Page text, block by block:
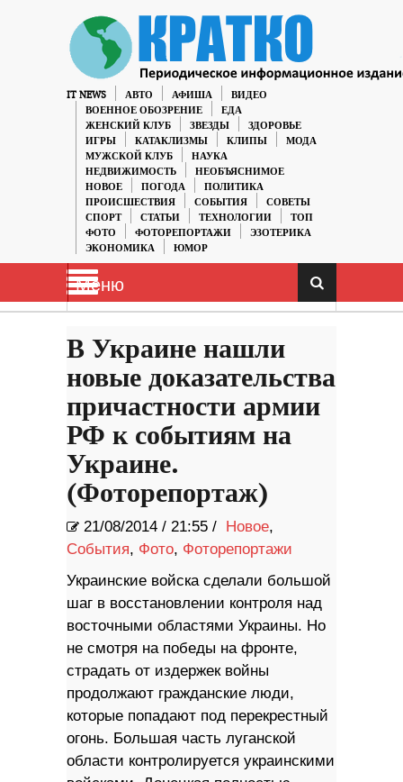
IT NEWS АВТО АФИША
ВИДЕО
ВОЕННОЕ ОБОЗРЕНИЕ
ЕДА
ЖЕНСКИЙ КЛУБ
ЗВЕЗДЫ
ЗДОРОВЬЕ
ИГРЫ
КАТАКЛИЗМЫ КЛИПЫ
МОДА
МУЖСКОЙ КЛУБ
НАУКА
НЕДВИЖИМОСТЬ
НЕОБЪЯСНИМОЕ
НОВОЕ
ПОГОДА
ПОЛИТИКА
ПРОИСШЕСТВИЯ
СОБЫТИЯ
СОВЕТЫ
СПОРТ
СТАТЬИ ТЕХНОЛОГИИ
ТОП
ФОТО
ФОТОРЕПОРТАЖИ
ЭЗОТЕРИКА
ЭКОНОМИКА
ЮМОР
Меню
В Украине нашли
новые доказательства
причастности армии
РФ к событиям на
Украине.
(Фоторепортаж)
21/08/2014 / 21:55 / Новое,
События, Фото, Фоторепортажи
Украинские войска сделали большой
шаг в восстановлении контроля над
восточными областями Украины. Но
не смотря на победы на фронте,
страдать от издержек войны
продолжают гражданские люди,
которые попадают под перекрестный
огонь. Большая часть луганской
области контролируется украинскими